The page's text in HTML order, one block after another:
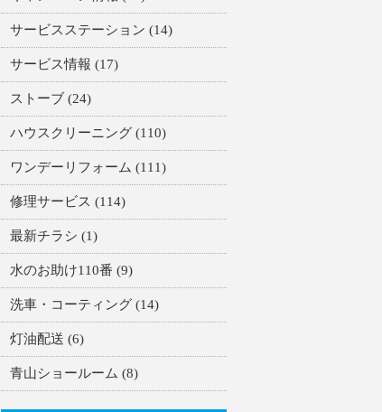
サービスステーション (14)
サービス情報 (17)
ストーブ (24)
ハウスクリーニング (110)
ワンデーリフォーム (111)
修理サービス (114)
最新チラシ (1)
水のお助け110番 (9)
洗車・コーティング (14)
灯油配送 (6)
青山ショールーム (8)